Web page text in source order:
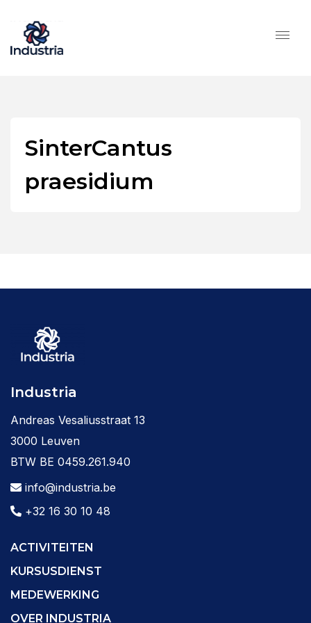
SinterCantus
praesidium
Industria
Andreas Vesaliusstraat 13
3000 Leuven
BTW BE 0459.261.940
info@industria.be
+32 16 30 10 48
ACTIVITEITEN
KURSUSDIENST
MEDEWERKING
OVER INDUSTRIA